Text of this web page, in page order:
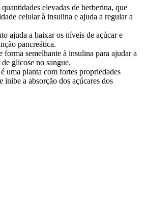
elevadas de berberina, que
celular à insulina e ajuda a regular a
ajuda a baixar os níveis de açúcar e
pancreática.
forma semelhante à insulina para ajudar a
glicose no sangue.
uma planta com fortes propriedades
inibe a absorção dos açúcares dos